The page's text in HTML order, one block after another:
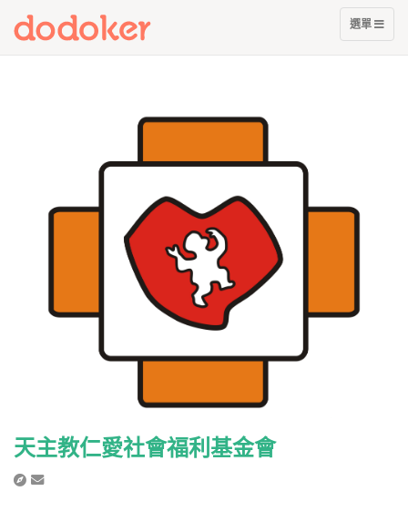
展
開
選
選單
天主教仁愛社會福利基金會